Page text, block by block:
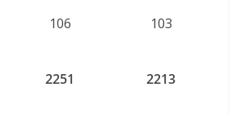
106 103
2251 2213